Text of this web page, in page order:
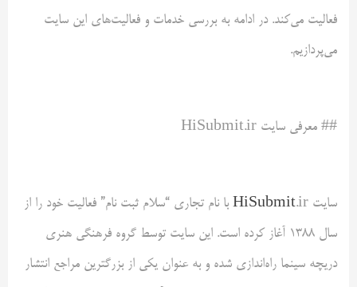
فعالیت می‌کند. در ادامه به بررسی خدمات و فعالیت‌های این سایت
می‌پردازیم.
## معرفی سایت HiSubmit.ir
سایت HiSubmit .ir با نام تجاری “سلام ثبت نام” فعالیت خود را از
سال ۱۳۸۸ آغاز کرده است. این سایت توسط گروه فرهنگی هنری
دریچه سینما راه‌اندازی شده و به عنوان یکی از بزرگترین مراجع انتشار